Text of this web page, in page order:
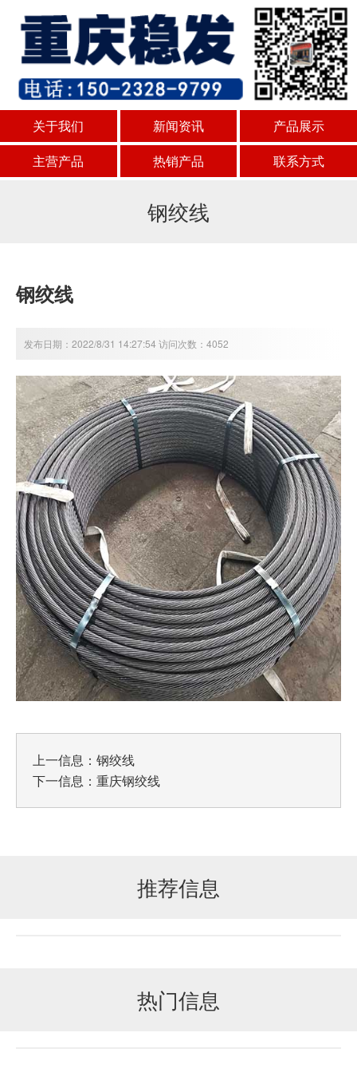
关于我们 新闻资讯
产品展示
主营产品
热销产品 联系方式
钢绞线
钢绞线
发布日期：2022/8/31 14:27:54 访问次数：4052
上一信息： 钢绞线
下一信息： 重庆钢绞线
推荐信息
热门信息